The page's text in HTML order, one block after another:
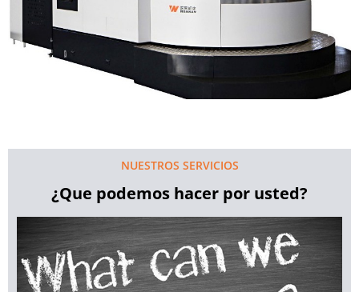
NUESTROS SERVICIOS
¿Que podemos hacer por usted?